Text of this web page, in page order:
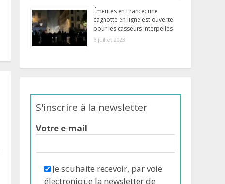
Émeutes en France: une
cagnotte en ligne est ouverte
pour les casseurs interpellés
6 juillet 2023
S'inscrire à la newsletter
Votre e-mail
Je souhaite recevoir, par voie
électronique la newsletter de